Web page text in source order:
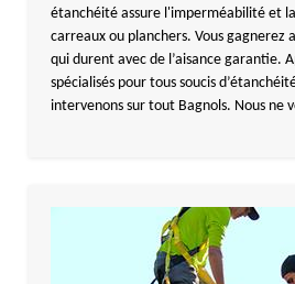
étanchéité assure l'imperméabilité et
carreaux ou planchers. Vous gagnerez
qui durent avec de l’aisance garantie.
spécialisés pour tous soucis
intervenons sur tout Bagnols. Nous ne